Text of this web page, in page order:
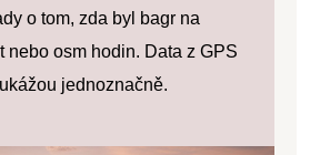
o tom, zda byl bagr na
nebo osm hodin. Data z GPS
jednoznačně.